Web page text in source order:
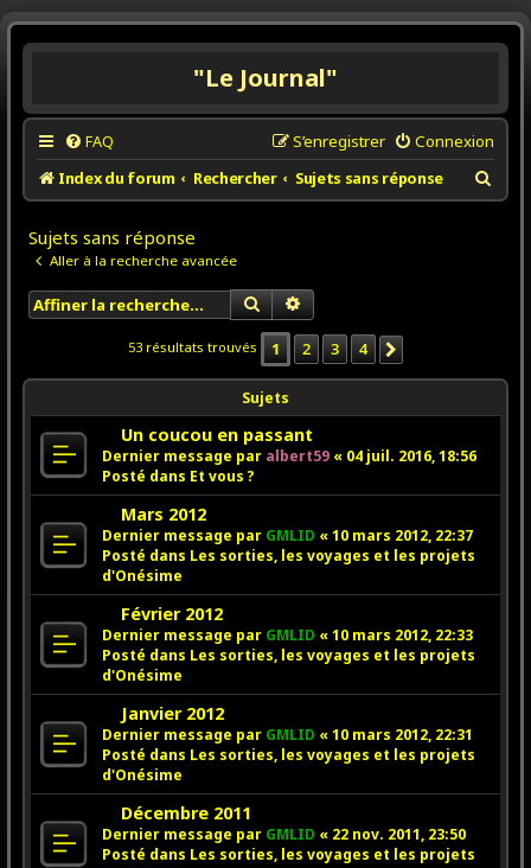
"Le Journal"
FAQ Connexion
S’enregistrer
Index du forum
Rechercher Sujets sans réponse
e
h
e
Sujets sans réponse
Aller à la recherche avancée
RechercherRecherche avancée
53 résultats trouvés 1 2 3 4
Sujets
N
o
u
v
e
a
u
m
e
s
s
a
g
e
Un coucou en passant
Dernier message par albert59 « 04 juil. 2016, 18:56
Posté dans Et vous ?
N
o
u
v
e
a
u
m
e
s
s
a
g
e
Mars 2012
Dernier message par GMLID «10 mars 2012, 22:37
Posté dans Les sorties, les voyages et les projets
d'Onésime
N
o
u
v
e
a
u
m
e
s
s
a
g
Février 2012
Dernier message par GMLID «10 mars 2012, 22:33
Posté dans Les sorties, les voyages et les projets
d'Onésime
N
o
u
v
e
a
u
m
Janvier 2012
Dernier message par GMLID «10 mars 2012, 22:31
Posté dans Les sorties, les voyages et les projets
d'Onésime
N
o
u
Décembre 2011
Dernier message par GMLID « 22 nov. 2011, 23:50
Posté dans Les sorties, les voyages et les projets